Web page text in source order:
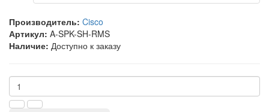
Производитель: Cisco
Артикул: A-SPK-SH-RMS
Наличие: Доступно к заказу